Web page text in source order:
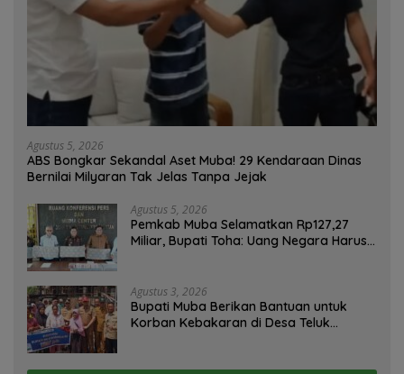
Agustus 5, 2026
ABS Bongkar Sekandal Aset Muba! 29 Kendaraan Dinas
Bernilai Milyaran Tak Jelas Tanpa Jejak
Agustus 5, 2026
Pemkab Muba Selamatkan Rp127,27
Miliar, Bupati Toha: Uang Negara Harus
Agustus 3, 2026
Bupati Muba Berikan Bantuan untuk
Korban Kebakaran di Desa Teluk